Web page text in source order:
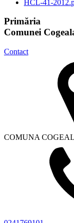
HCL-41-
Primăria
Comunei
Contact
COMUNA